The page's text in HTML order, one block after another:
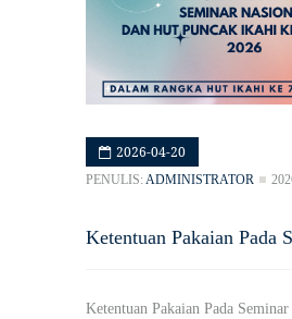
2026-04-20
PENULIS:ADMINISTRATOR
Ketentuan Pakaian Pada
Ketentuan Pakaian Pada